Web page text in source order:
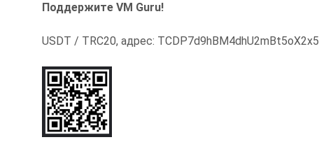
Поддержите VM Guru!
USDT / TRC20, адрес: